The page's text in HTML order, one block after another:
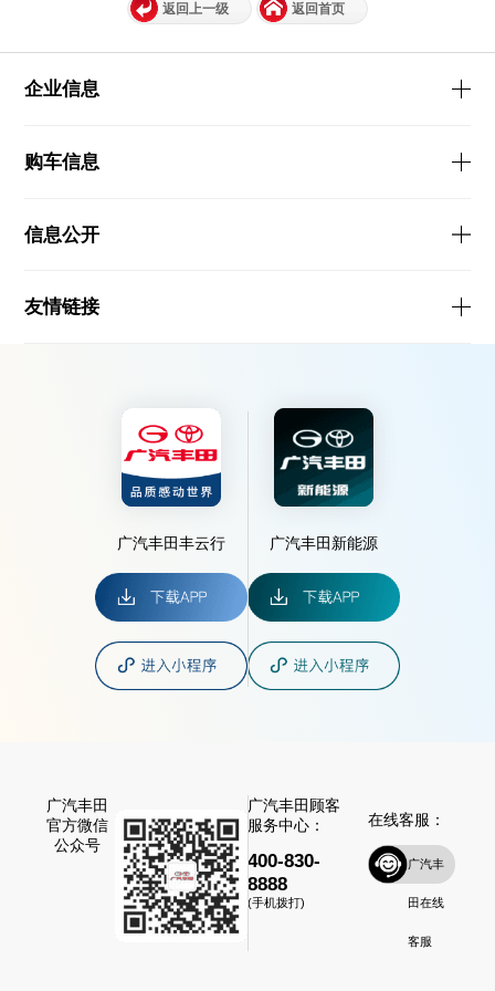
返回上一级 返回首页
企业信息
购车信息
信息公开
友情链接
广汽丰田丰云行 广汽丰田新能源
广汽丰田
官方微信
公众号
广汽丰田顾客
服务中心：
400-830-
8888
(手机拨打)
在线客服：
广汽丰
田在线
客服